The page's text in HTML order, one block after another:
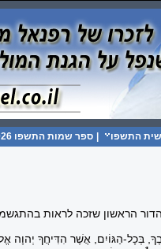
התשפו ספר שמות התשפו 2026
הראשון שזכה לראות
בְּכָל-הַגּוֹיִם, אֲשֶׁר הִדִּיחֲךָ יְהוָה